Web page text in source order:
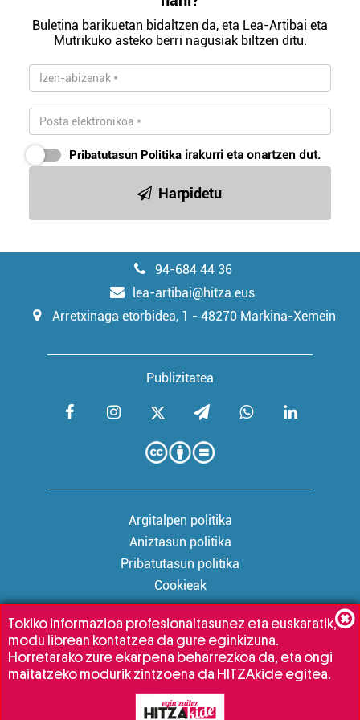
datuen atalean. Edozein unetan alda edo ken dezakezu
Webgune honek cookie propioak eta hirugarrenen cookie-
fitxategiak erabiltzen ditu. Zure esperientzia eta
zerbitzuak hobetzeko asmoz, cookie teknologiaz
baliatzen gara. Ohar hau onartuz gero, teknologia hori
erabiltzeko baimen esplizitua ematen diguzu.Gehiago
Buletina barikuetan bidaltzen da, eta Lea-Artibai eta
Mutrikuko asteko berri nagusiak biltzen ditu.
Pribatutasun Politika irakurri eta onartzen dut.
Harpidetu
94-684 44 36
lea-artibai@hitza.eus
Arretxinaga etorbidea, 1 - 48270 Markina-Xemein
Publizitatea
Argitalpen politika
Aniztasun politika
Pribatutasun politika
Cookieak
Babesleak:
Tokiko informazioa profesionaltasunez eta euskaratik,
modu librean kontatzea da gure eginkizuna.
Horretarako zure ekarpena beharrezkoa da, eta ongi
maitatzeko modurik zintzoena da HITZAkide egitea.